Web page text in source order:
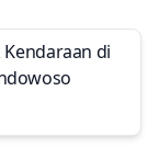
Kendaraan di